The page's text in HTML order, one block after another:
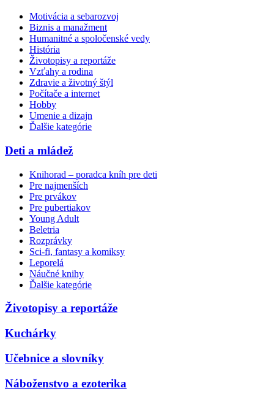
Motivácia a sebarozvoj
Biznis a manažment
Humanitné a spoločenské vedy
História
Životopisy a reportáže
Vzťahy a rodina
Zdravie a životný štýl
Počítače a internet
Hobby
Umenie a dizajn
Ďalšie kategórie
Deti a mládež
Knihorad – poradca kníh pre deti
Pre najmenších
Pre prvákov
Pre pubertiakov
Young Adult
Beletria
Rozprávky
Sci-fi, fantasy a komiksy
Leporelá
Náučné knihy
Ďalšie kategórie
Životopisy a reportáže
Kuchárky
Učebnice a slovníky
Náboženstvo a ezoterika